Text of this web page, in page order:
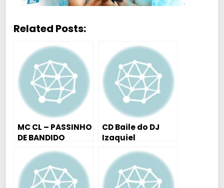
Related Posts:
MC CL – PASSINHO
DE BANDIDO
VERSÃO 2016 (Dj
Alan Pereira)
CD Baile do DJ
Izaquiel